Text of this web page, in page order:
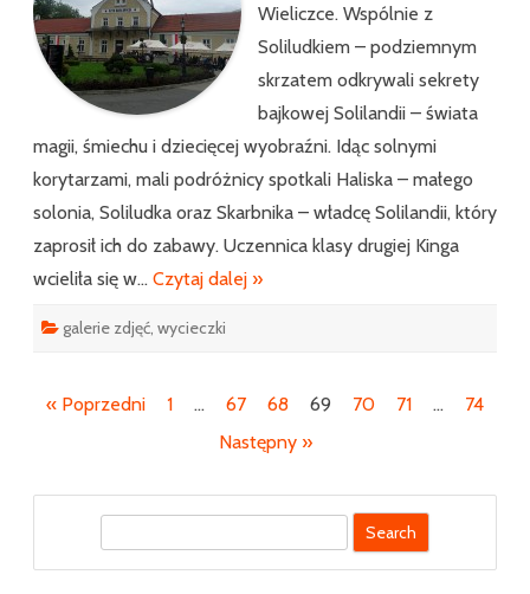
Wieliczce. Wspólnie z
Soliludkiem – podziemnym
skrzatem odkrywali sekrety
bajkowej Solilandii – świata
magii, śmiechu i dziecięcej wyobraźni. Idąc solnymi
korytarzami, mali podróżnicy spotkali Haliska – małego
solonia, Soliludka oraz Skarbnika – władcę Solilandii, który
zaprosił ich do zabawy. Uczennica klasy drugiej Kinga
wcieliła się w… Czytaj dalej »
galerie zdjęć wycieczki
Nawigacja
« Poprzedni 1 … 67 68 69 70 71 …
74
Następny »